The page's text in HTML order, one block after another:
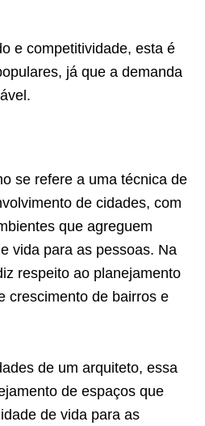
e competitividade, esta é
já que a demanda
se refere a uma técnica de
de cidades, com
que agreguem
vida para as pessoas. Na
respeito ao planejamento
crescimento de bairros e
de um arquiteto, essa
de espaços que
de vida para as